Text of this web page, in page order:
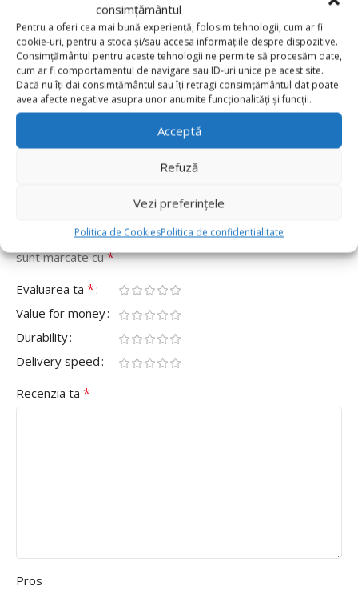
consimțământul
Pentru a oferi cea mai bună experiență, folosim tehnologii, cum ar fi
cookie-uri, pentru a stoca și/sau accesa informațiile despre dispozitive.
Consimțământul pentru aceste tehnologii ne permite să procesăm date,
cum ar fi comportamentul de navigare sau ID-uri unice pe acest site.
Dacă nu îți dai consimțământul sau îți retragi consimțământul dat poate
avea afecte negative asupra unor anumite funcționalități și funcții.
Acceptă
Refuză
Vezi preferințele
Politica de CookiesPolitica de confidentialitate
0 reviews
0
0
0
Rotund Minge 46cm, Alb”
Adresa ta de email nu va fi publicată. Câmpurile obligatorii
sunt marcate cu*
Evaluarea ta *
Value for money
Durability
Delivery speed
Recenzia ta *
Pros